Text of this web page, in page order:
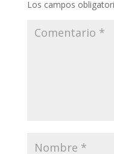
Los campos